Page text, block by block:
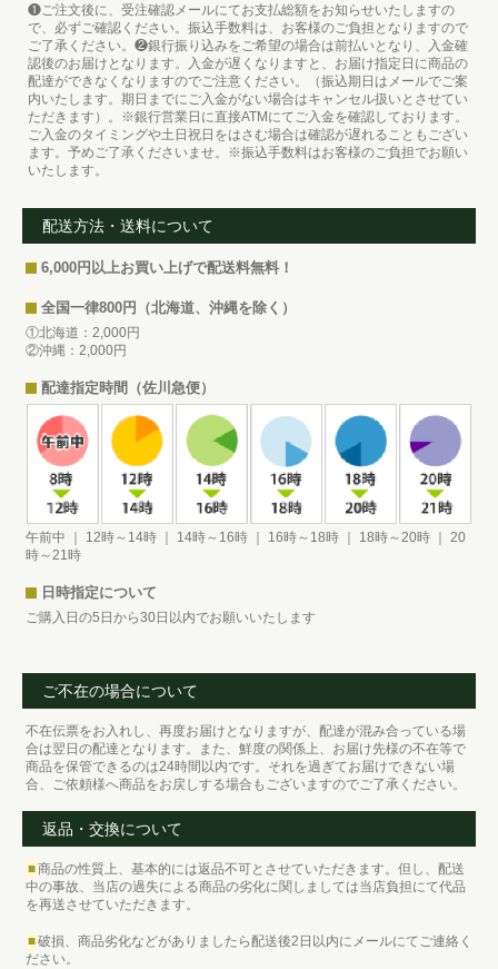
❶ご注文後に、受注確認メールにてお支払総額をお知らせいたしますの
で、必ずご確認ください。振込手数料は、お客様のご負担となりますので
ご了承ください。❷銀行振り込みをご希望の場合は前払いとなり、入金確
認後のお届けとなります。入金が遅くなりますと、お届け指定日に商品の
配達ができなくなりますのでご注意ください。（振込期日はメールでご案
内いたします。期日までにご入金がない場合はキャンセル扱いとさせてい
ただきます）。※銀行営業日に直接ATMにてご入金を確認しております。
ご入金のタイミングや土日祝日をはさむ場合は確認が遅れることもござい
ます。予めご了承くださいませ。※振込手数料はお客様のご負担でお願い
いたします。
配送方法・送料について
6,000円以上お買い上げで配送料無料！
全国一律800円（北海道、沖縄を除く）
①北海道：2,000円
②沖縄：2,000円
配達指定時間（佐川急便）
午前中 ｜ 12時～14時 ｜ 14時～16時 ｜ 16時～18時 ｜ 18時～20時 ｜ 20
時～21時
日時指定について
ご購入日の5日から30日以内でお願いいたします
ご不在の場合について
不在伝票をお入れし、再度お届けとなりますが、配達が混み合っている場
合は翌日の配達となります。また、鮮度の関係上、お届け先様の不在等で
商品を保管できるのは24時間以内です。それを過ぎてお届けできない場
合、ご依頼様へ商品をお戻しする場合もございますのでご了承ください。
返品・交換について
■商品の性質上、基本的には返品不可とさせていただきます。但し、配送
中の事故、当店の過失による商品の劣化に関しましては当店負担にて代品
を再送させていただきます。
■破損、商品劣化などがありましたら配送後2日以内にメールにてご連絡く
ださい。